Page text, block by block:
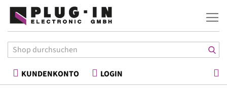
KUNDENKONTO LOGIN